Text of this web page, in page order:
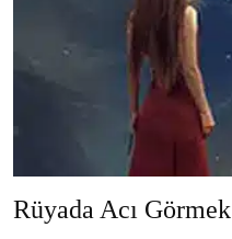
Rüyada Acı Görmek